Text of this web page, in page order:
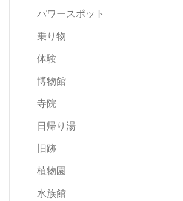
パワースポット
乗り物
体験
博物館
寺院
日帰り湯
旧跡
植物園
水族館